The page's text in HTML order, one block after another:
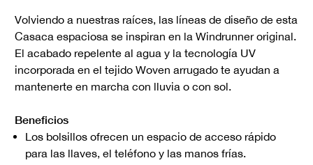
Volviendo a nuestras raíces, las líneas de diseño de esta
Casaca espaciosa se inspiran en la Windrunner original.
El acabado repelente al agua y la tecnología UV
incorporada en el tejido Woven arrugado te ayudan a
mantenerte en marcha con lluvia o con sol.
Beneficios
Los bolsillos ofrecen un espacio de acceso rápido
para las llaves, el teléfono y las manos frías.